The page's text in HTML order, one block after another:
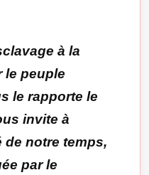
à la
le peuple
le rapporte le
invite à
de notre temps,
par le